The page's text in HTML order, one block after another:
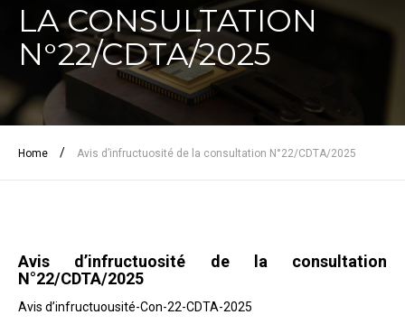
LA CONSULTATION
N°22/CDTA/2025
Home / Avis d’infructuosité de la consultation N°22/CDTA/2025
Avis d’infructuosité de la consultation
N°22/CDTA/2025
Avis d’infructuousité-Con-22-CDTA-2025